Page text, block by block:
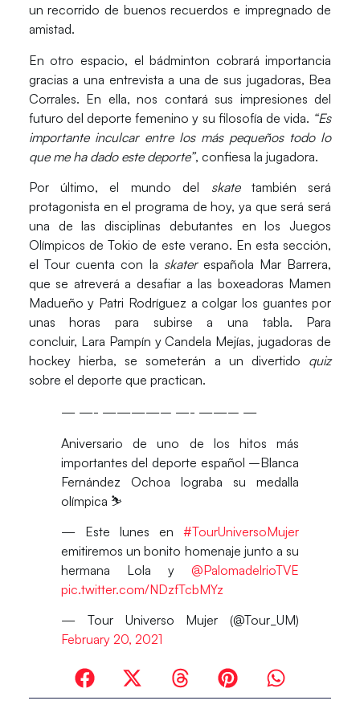
un recorrido de buenos recuerdos e impregnado de
amistad.
En otro espacio, el bádminton cobrará importancia
gracias a una entrevista a una de sus jugadoras, Bea
Corrales. En ella, nos contará sus impresiones del
futuro del deporte femenino y su filosofía de vida. “Es
importante inculcar entre los más pequeños todo lo
que me ha dado este deporte”, confiesa la jugadora.
Por último, el mundo del skatetambién será
protagonista en el programa de hoy, ya que será será
una de las disciplinas debutantes en losJuegos
Olímpicos de Tokio de este verano. En esta sección,
el Tour cuenta con la skaterespañola Mar Barrera,
que se atreverá a desafiar a las boxeadoras Mamen
Madueño y Patri Rodríguez a colgar los guantes por
unas horas para subirse a una tabla. Para
concluir, Lara Pampín y Candela Mejías, jugadoras de
hockey hierba, se someterán a un divertido quiz
sobre el deporte que practican.
— —- ————– —- ——– —
Aniversario de uno de los hitos más
importantes del deporte español –Blanca
Fernández Ochoa lograba su medalla
olímpica ⛷
— Este lunes en#TourUniversoMujer
emitiremos un bonito homenaje junto a su
hermana Lola y@PalomadelrioTVE
pic.twitter.com/NDzfTcbMYz
— Tour Universo Mujer (@Tour_UM)
February 20, 2021